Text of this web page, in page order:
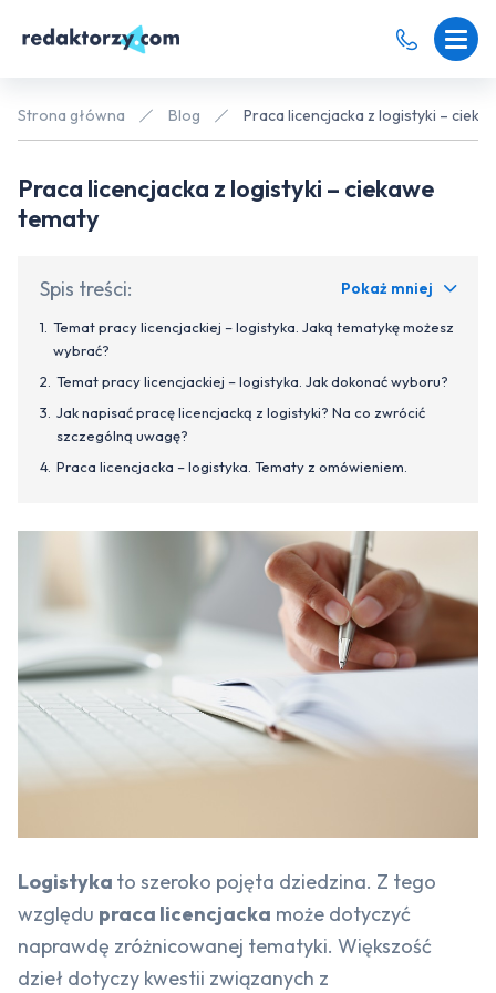
Strona główna Blog Praca licencjacka z logistyki –
Praca licencjacka z logistyki – ciekawe
tematy
Spis treści: Pokaż mniej
Temat pracy licencjackiej – logistyka. Jaką tematykę możesz
wybrać?
Temat pracy licencjackiej – logistyka. Jak dokonać wyboru?
Jak napisać pracę licencjacką z logistyki? Na co zwrócić
szczególną uwagę?
Praca licencjacka – logistyka. Tematy z omówieniem.
Logistyka to szeroko pojęta dziedzina. Z tego
względu praca licencjacka może dotyczyć
naprawdę zróżnicowanej tematyki. Większość
dzieł dotyczy kwestii związanych z